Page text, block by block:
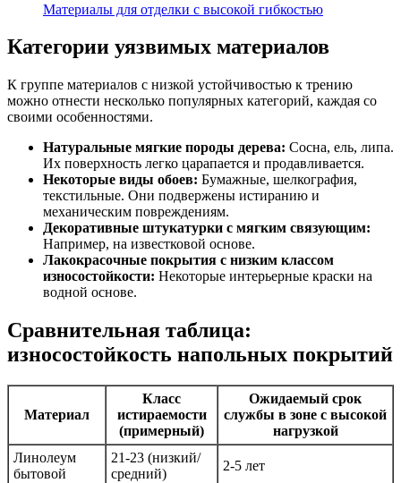
Материалы для отделки с высокой гибкостью
Категории уязвимых материалов
К группе материалов с низкой устойчивостью к трению
можно отнести несколько популярных категорий, каждая со
своими особенностями.
Натуральные мягкие породы дерева: Сосна, ель, липа.
Их поверхность легко царапается и продавливается.
Некоторые виды обоев: Бумажные, шелкография,
текстильные. Они подвержены истиранию и
механическим повреждениям.
Декоративные штукатурки с мягким связующим:
Например, на известковой основе.
Лакокрасочные покрытия с низким классом
износостойкости: Некоторые интерьерные краски на
водной основе.
Сравнительная таблица:
износостойкость напольных покрытий
Материал
Класс
истираемости
(примерный)
Ожидаемый срок
службы в зоне с высокой
нагрузкой
Линолеум
бытовой
21-23 (низкий/
средний)
2-5 лет